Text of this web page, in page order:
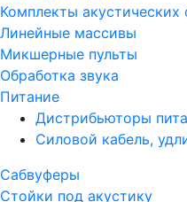
Комплекты акустических
Линейные массивы
Микшерные пульты
Обработка звука
Питание
Дистрибьюторы
Силовой кабель,
Сабвуферы
Стойки под акустику